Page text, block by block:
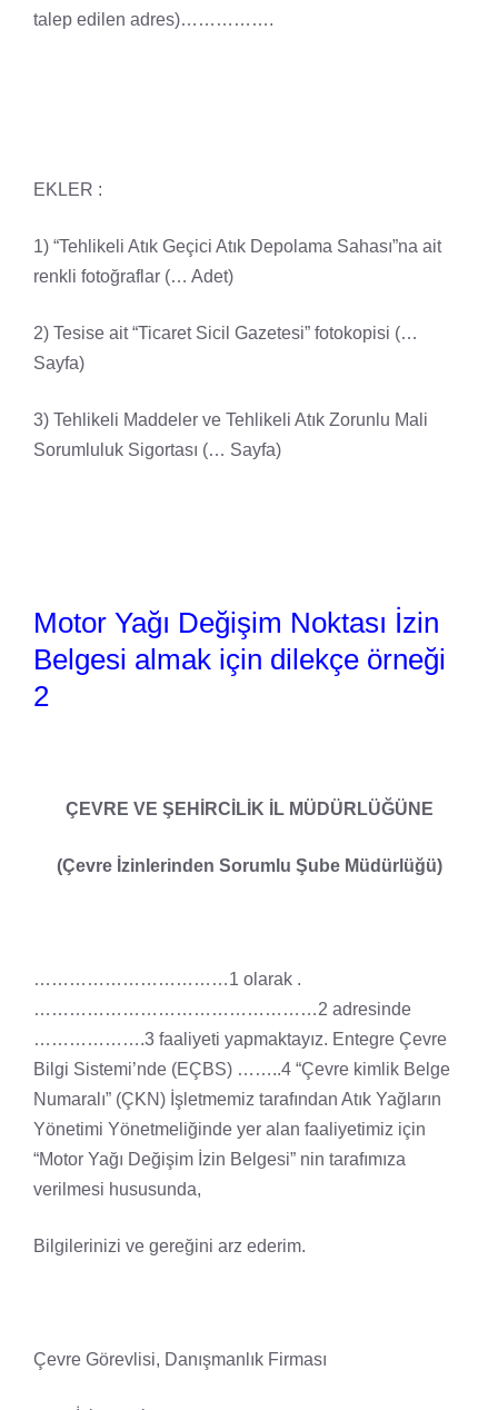
talep edilen adres)…………….
EKLER :
1) “Tehlikeli Atık Geçici Atık Depolama Sahası”na ait
renkli fotoğraflar (… Adet)
2) Tesise ait “Ticaret Sicil Gazetesi” fotokopisi (…
Sayfa)
3) Tehlikeli Maddeler ve Tehlikeli Atık Zorunlu Mali
Sorumluluk Sigortası (… Sayfa)
Motor Yağı Değişim Noktası İzin
Belgesi almak için dilekçe örneği
2
ÇEVRE VE ŞEHİRCİLİK İL MÜDÜRLÜĞÜNE
(Çevre İzinlerinden Sorumlu Şube Müdürlüğü)
……………………………1 olarak .
…………………………………………2 adresinde
……………….3 faaliyeti yapmaktayız. Entegre Çevre
Bilgi Sistemi’nde (EÇBS) ……..4 “Çevre kimlik Belge
Numaralı” (ÇKN) İşletmemiz tarafından Atık Yağların
Yönetimi Yönetmeliğinde yer alan faaliyetimiz için
“Motor Yağı Değişim İzin Belgesi” nin tarafımıza
verilmesi hususunda,
Bilgilerinizi ve gereğini arz ederim.
Çevre Görevlisi, Danışmanlık Firması